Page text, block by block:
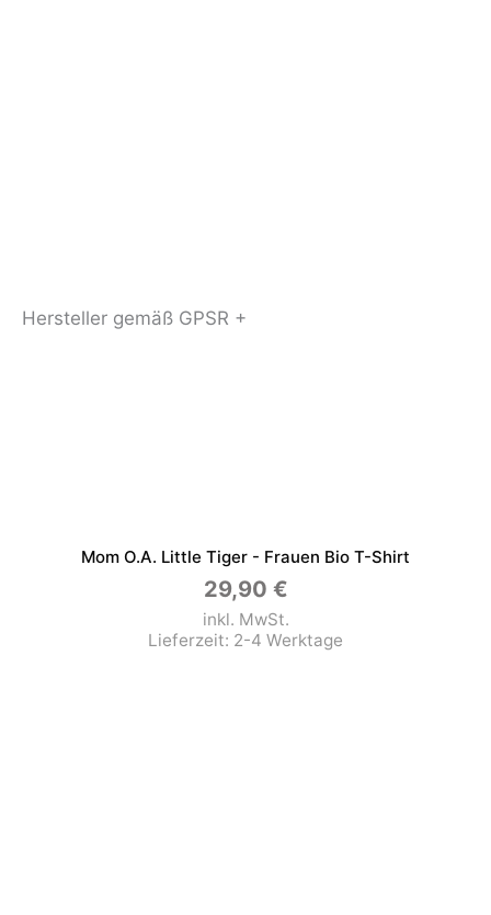
Hersteller gemäß GPSR +
Mom O.a. Little Tiger - Frauen Bio T-Shirt
29,90 €
inkl. MwSt.
Lieferzeit: 2-4 Werktage